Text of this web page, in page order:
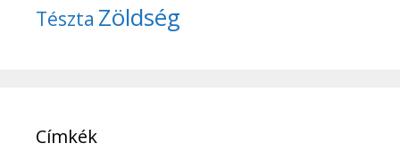
Tészta Zöldség
Címkék